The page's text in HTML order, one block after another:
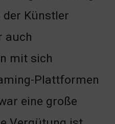
der Künstler
auch
mit sich
Plattformen
eine große